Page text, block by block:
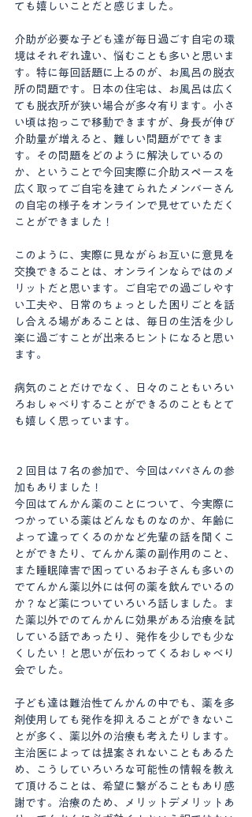
ても嬉しいことだと感じました。
介助が必要な子ども達が毎日過ごす自宅の環
境はそれぞれ違い、悩むことも多いと思いま
す。特に毎回話題に上るのが、お風呂の脱衣
所の問題です。日本の住宅は、お風呂は広く
ても脱衣所が狭い場合が多々有ります。小さ
い頃は抱っこで移動できますが、身長が伸び
介助量が増えると、難しい問題がでてきま
す。その問題をどのように解決しているの
か、ということで今回実際に介助スペースを
広く取ってご自宅を建てられたメンバーさん
の自宅の様子をオンラインで見せていただく
ことができました！
このように、実際に見ながらお互いに意見を
交換できることは、オンラインならではのメ
リットだと思います。ご自宅での過ごしやす
い工夫や、日常のちょっとした困りごとを話
し合える場があることは、毎日の生活を少し
楽に過ごすことが出来るヒントになると思い
ます。
病気のことだけでなく、日々のこともいろい
ろおしゃべりすることができるのこともとて
も嬉しく思っています。
２回目は７名の参加で、今回はパパさんの参
加もありました！
今回はてんかん薬のことについて、今実際に
つかっている薬はどんなものなのか、年齢に
よって違ってくるのかなど先輩の話を聞くこ
とができたり、てんかん薬の副作用のこと、
また睡眠障害で困っているお子さんも多いの
でてんかん薬以外には何の薬を飲んでいるの
か？など薬についていろいろ話しました。ま
た薬以外でのてんかんに効果がある治療を試
している話であったり、発作を少しでも少な
くしたい！と思いが伝わってくるおしゃべり
会でした。
子ども達は難治性てんかんの中でも、薬を多
剤使用しても発作を抑えることができないこ
とが多く、薬以外の治療も考えたりします。
主治医によっては提案されないこともあるた
め、こうしていろいろな可能性の情報を教え
て頂けることは、希望に繋がることもあり感
謝です。治療のため、メリットデメリットあ